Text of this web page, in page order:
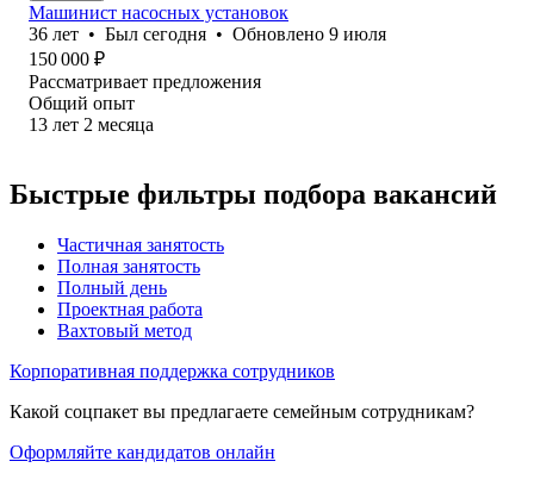
Машинист насосных установок
36 лет • Был сегодня • Обновлено 9 июля
150 000 ₽
Рассматривает предложения
Общий опыт
13 лет 2 месяца
Быстрые фильтры подбора вакансий
Частичная занятость
Полная занятость
Полный день
Проектная работа
Вахтовый метод
Корпоративная поддержка сотрудников
Какой соцпакет вы предлагаете семейным сотрудникам?
Оформляйте кандидатов онлайн